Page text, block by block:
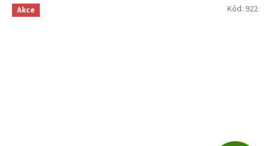
Akce Kód: 922